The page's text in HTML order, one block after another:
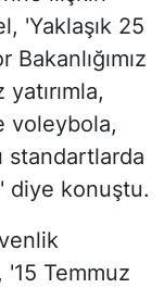
'Yaklaşık 25
voleybola,
standartlarda
diye konuştu.
'15 Temmuz